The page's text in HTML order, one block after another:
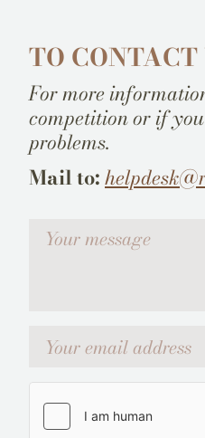
TO CONTACT
For more
competition or if
problems.
Mail to:
Votre message